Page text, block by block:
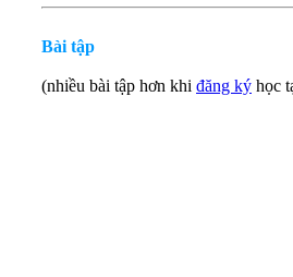
Bài tập
(nhiều bài tập hơn khi đăng ký học